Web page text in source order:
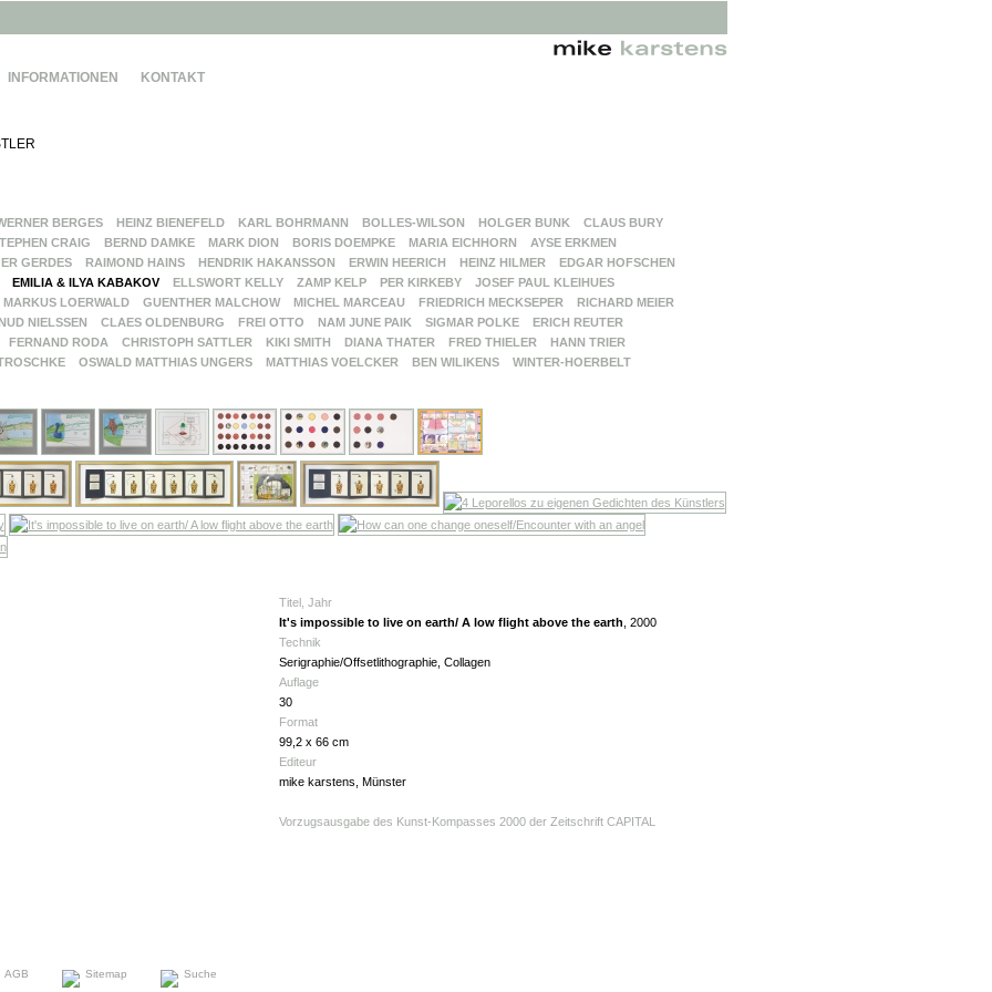
INFORMATIONEN KONTAKT
BERGES HEINZ BIENEFELD KARL BOHRMANN BOLLES-WILSON HOLGER BUNK
CLAUS BURY
CRAIG BERND DAMKE MARK DION BORIS DOEMPKE MARIA EICHHORN
AYSE ERKMEN
GERDES RAIMOND HAINS HENDRIK HAKANSSON ERWIN HEERICH HEINZ HILMER
EDGAR HOFSCHEN
EMILIA & ILYA KABAKOV ELLSWORT KELLY ZAMP KELP PER KIRKEBY
JOSEF PAUL KLEIHUES
MARKUS LOERWALD GUENTHER MALCHOW MICHEL MARCEAU FRIEDRICH MECKSEPER
RICHARD MEIER
NIELSSEN CLAES OLDENBURG FREI OTTO NAM JUNE PAIK SIGMAR POLKE
ERICH REUTER
FERNAND RODA CHRISTOPH SATTLER KIKI SMITH DIANA THATER FRED THIELER
HANN TRIER
OSWALD MATTHIAS UNGERS MATTHIAS VOELCKER BEN WILIKENS
WINTER-HOERBELT
Titel, Jahr
It's impossible to live on earth/ A low flight above the earth , 2000
Technik
Serigraphie/Offsetlithographie, Collagen
Auflage
30
Format
99,2 x 66 cm
Editeur
mike karstens, Münster
Vorzugsausgabe des Kunst-Kompasses 2000 der Zeitschrift CAPITAL
AGB Sitemap Suche